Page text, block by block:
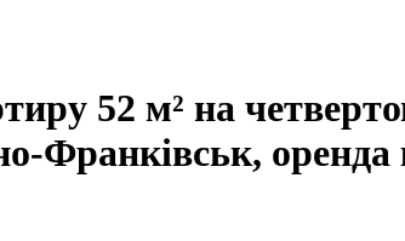
52 м² на
Франківськ,